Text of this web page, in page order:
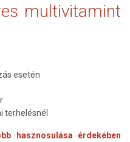
multivitamint
esetén
terhelésnél
hasznosulása érdekében